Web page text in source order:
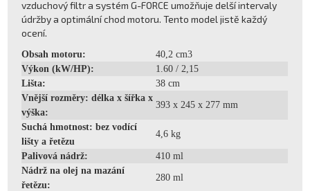
vzduchový filtr a systém G-FORCE umožňuje delší intervaly
údržby a optimální chod motoru. Tento model jistě každý
ocení.
Obsah motoru:
40,2 cm3
Výkon (kW/HP):
1.60 / 2,15
Lišta:
38 cm
Vnější rozměry: délka x šířka x
výška:
393 x 245 x 277 mm
Suchá hmotnost: bez vodící
lišty a řetězu
4,6 kg
Palivová nádrž:
410 ml
Nádrž na olej na mazání
řetězu:
280 ml